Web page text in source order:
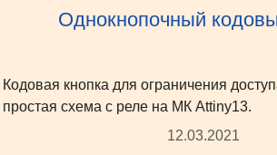
Однокнопочный
Кодовая кнопка для ограничения
простая схема с реле на МК Attiny13.
12.03.2021